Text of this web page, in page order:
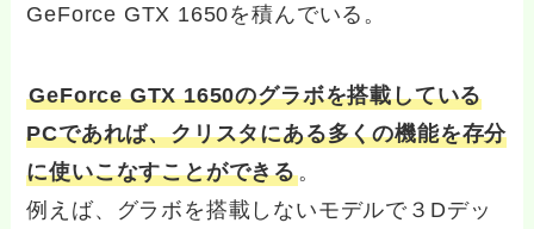
GeForce GTX 1650を積んでいる。
GeForce GTX 1650のグラボを搭載している
PCであれば、クリスタにある多くの機能を存分
に使いこなすことができる。
例えば、グラボを搭載しないモデルで３Dデッ